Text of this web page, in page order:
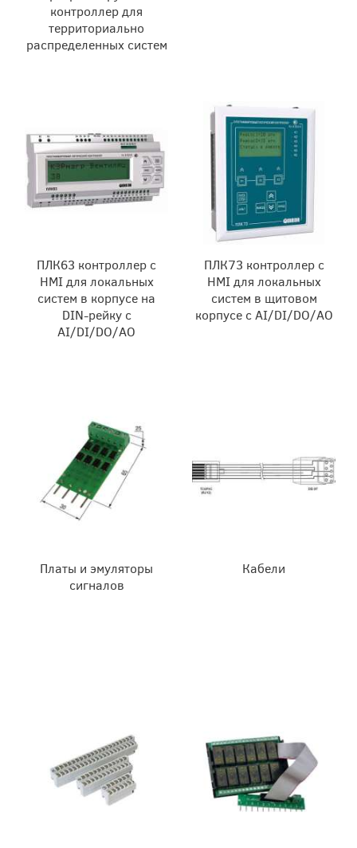
контроллер для
территориально
распределенных систем
ПЛК63 контроллер с
HMI для локальных
систем в корпусе на
DIN-рейку с
AI/DI/DO/AO
ПЛК73 контроллер с
HMI для локальных
систем в щитовом
корпусе с AI/DI/DO/AO
Платы и эмуляторы
сигналов
Кабели